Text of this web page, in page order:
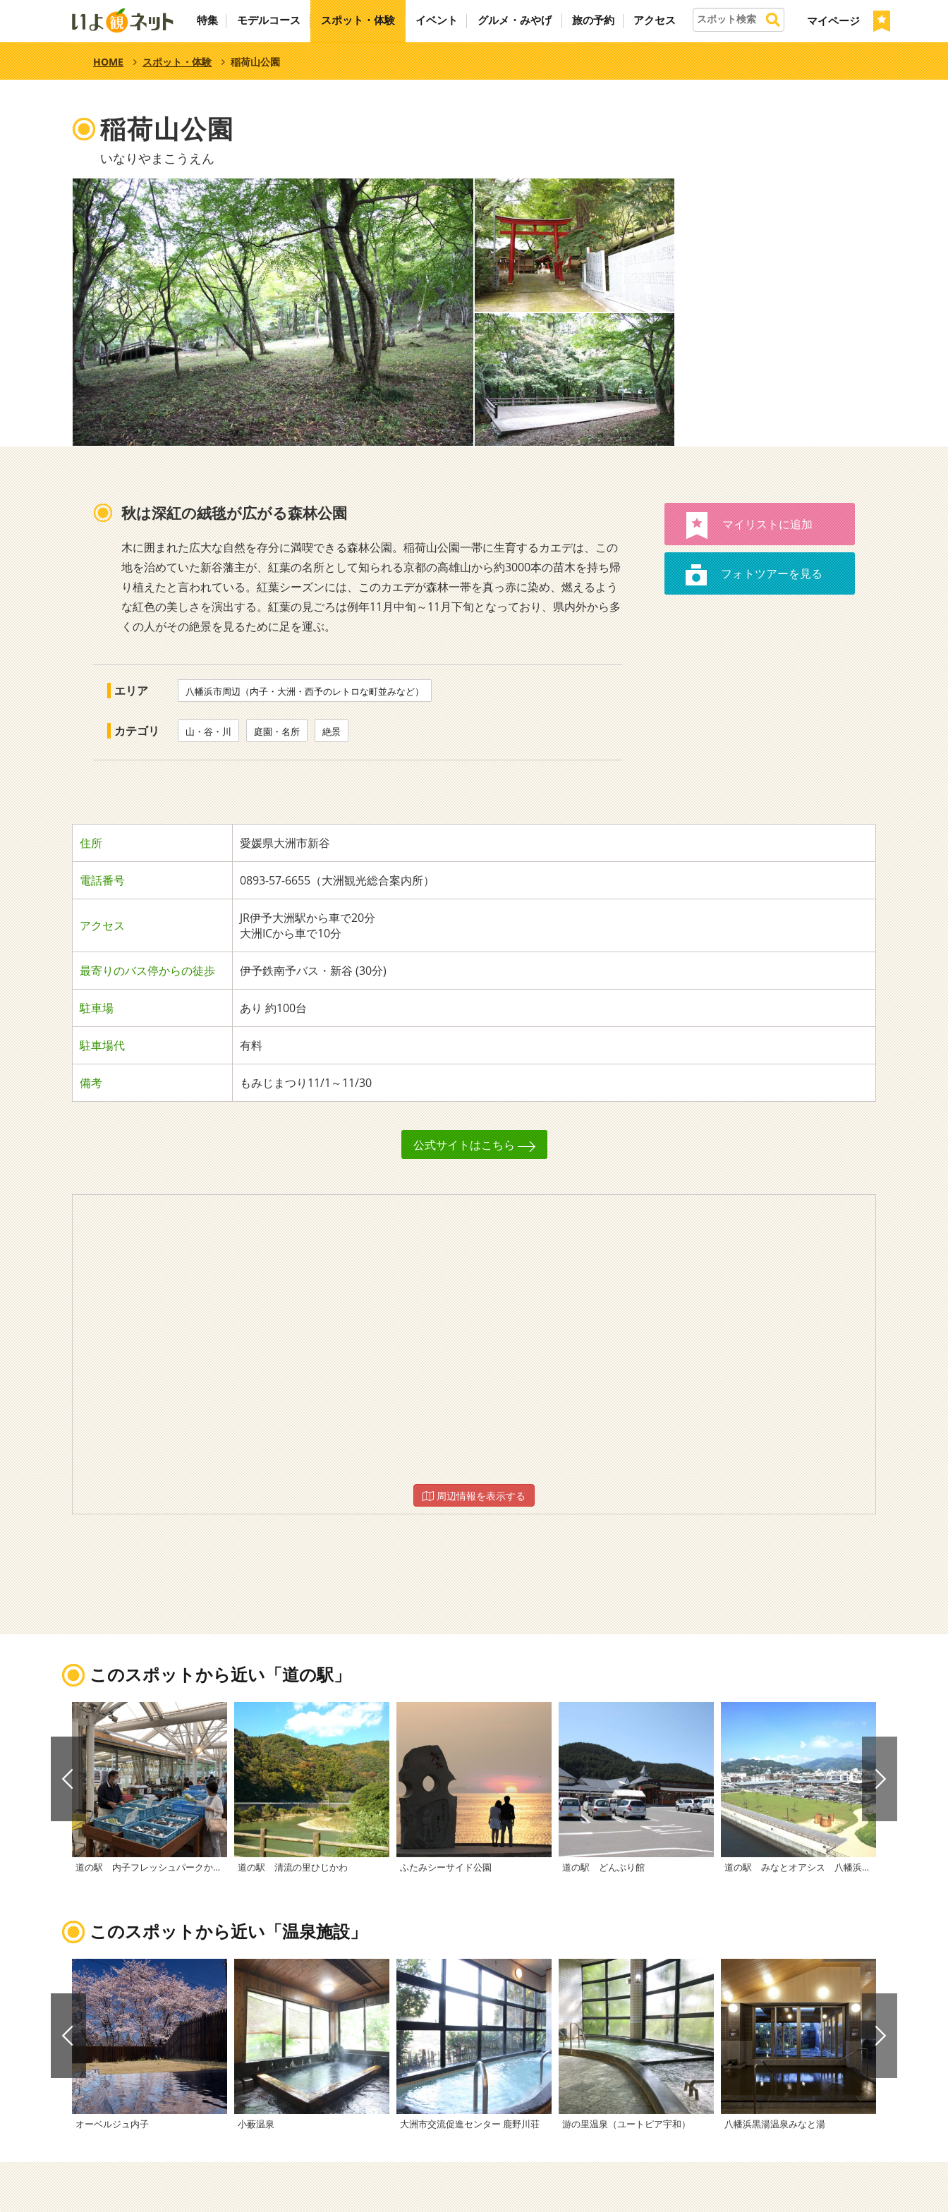
マイページ
特集 モデルコース スポット・体験 イベント グルメ・みやげ 旅の予約 アクセス
HOME スポット・体験 稲荷山公園
稲荷山公園
いなりやまこうえん
秋は深紅の絨毯が広がる森林公園
木に囲まれた広大な自然を存分に満喫できる森林公園。稲荷山公園一帯に生育するカエデは、この
地を治めていた新谷藩主が、紅葉の名所として知られる京都の高雄山から約3000本の苗木を持ち帰
り植えたと言われている。紅葉シーズンには、このカエデが森林一帯を真っ赤に染め、燃えるよう
な紅色の美しさを演出する。紅葉の見ごろは例年11月中旬～11月下旬となっており、県内外から多
くの人がその絶景を見るために足を運ぶ。
エリア 八幡浜市周辺（内子・大洲・西予のレトロな町並みなど）
カテゴリ 山・谷・川 庭園・名所 絶景
住所 愛媛県大洲市新谷
電話番号 0893-57-6655（大洲観光総合案内所）
アクセス
JR伊予大洲駅から車で20分
大洲ICから車で10分
最寄りのバス停からの徒歩 伊予鉄南予バス・新谷 (30分)
駐車場 あり 約100台
駐車場代 有料
備考 もみじまつり11/1～11/30
公式サイトはこちら
周辺情報を表示する
このスポットから近い「道の駅」
道の駅 内子フレッシュパークからり「からり直売所」 道の駅 清流の里ひじかわ ふたみシーサイド公園 道の駅 どんぶり館 道の駅 みなとオアシス 八幡浜みなっと「みなと交流館」
このスポットから近い「温泉施設」
オーベルジュ内子 小薮温泉 大洲市交流促進センター 鹿野川荘 游の里温泉（ユートピア宇和） 八幡浜黒湯温泉みなと湯